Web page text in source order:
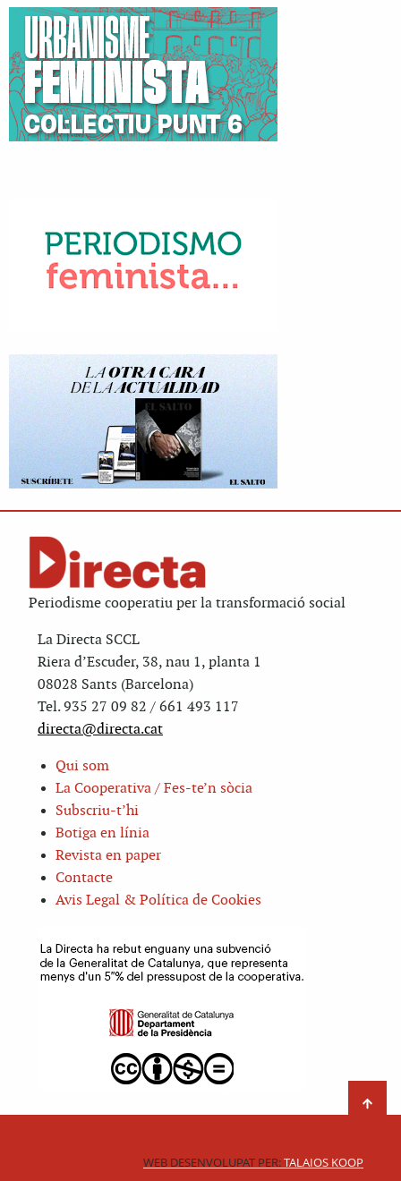
Periodisme cooperatiu per la transformació social
La Directa SCCL
Riera d’Escuder, 38, nau 1, planta 1
08028 Sants (Barcelona)
Tel. 935 27 09 82 / 661 493 117
directa@directa.cat
Qui som
La Cooperativa / Fes-te’n sòcia
Subscriu-t’hi
Botiga en línia
Revista en paper
Contacte
Avis Legal & Política de Cookies
WEB DESENVOLUPAT PER:TALAIOS KOOP